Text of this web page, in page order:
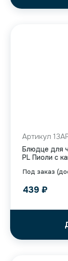
Под заказ
Артикул
Блюдце для
PL Пиоли с
439 ₽